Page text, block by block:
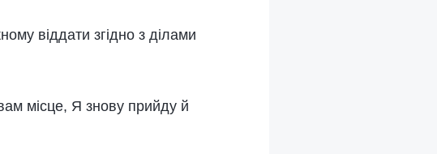
віддати згідно з ділами
місце, Я знову прийду й